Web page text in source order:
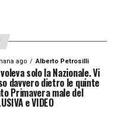
ago Alberto Petrosilli
solo la Nazionale. Vi
davvero dietro le quinte
Primavera male del
e VIDEO